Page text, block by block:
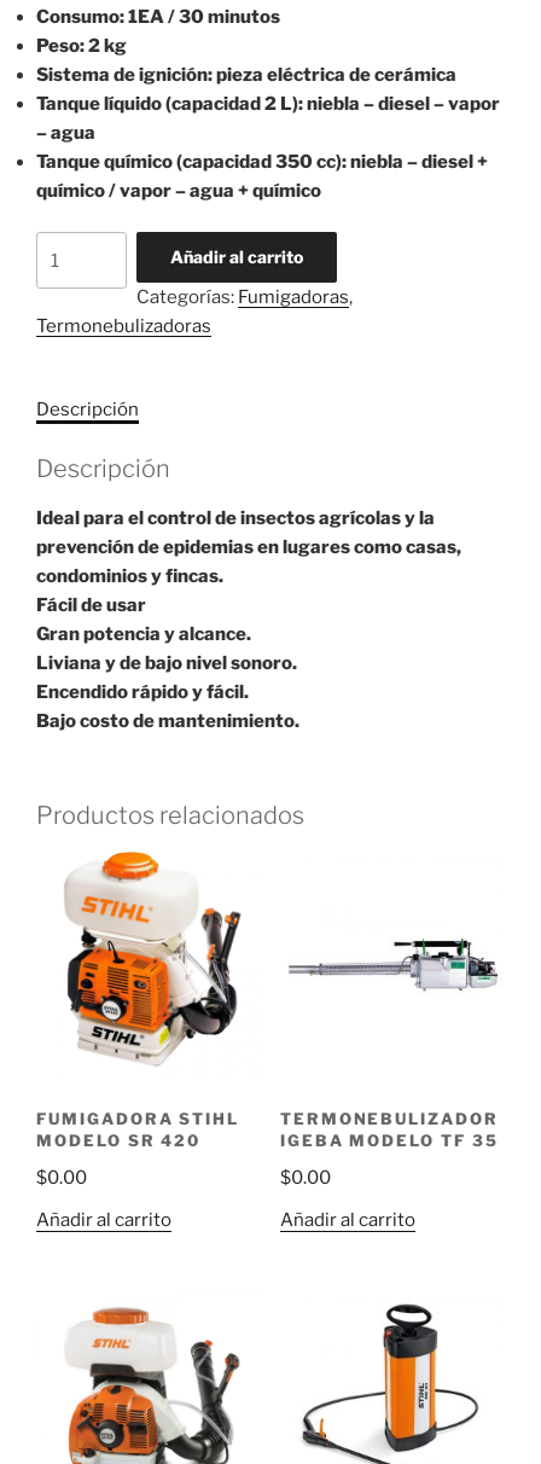
Consumo: 1EA / 30 minutos
Peso: 2 kg
Sistema de ignición: pieza eléctrica de cerámica
Tanque líquido (capacidad 2 L): niebla – diesel – vapor
– agua
Tanque químico (capacidad 350 cc): niebla – diesel +
químico / vapor – agua + químico
Termonebulizador
HYT-
Añadir al carrito
Categorías: Fumigadoras,
Termonebulizadoras
Descripción
Descripción
Ideal para el control de insectos agrícolas y la
prevención de epidemias en lugares como casas,
condominios y fincas.
Fácil de usar
Gran potencia y alcance.
Liviana y de bajo nivel sonoro.
Encendido rápido y fácil.
Bajo costo de mantenimiento.
Productos relacionados
FUMIGADORA STIHL
MODELO SR 420
$0.00
Añadir al carrito
TERMONEBULIZADOR
IGEBA MODELO TF 35
$0.00
Añadir al carrito